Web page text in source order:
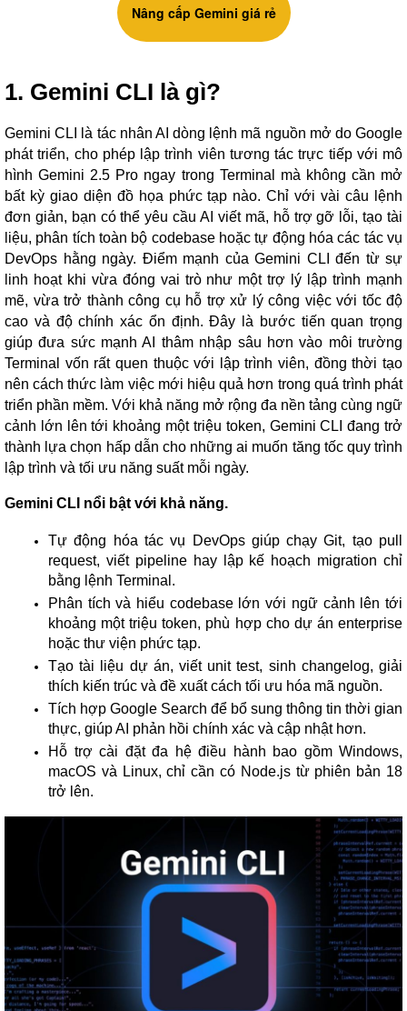
Nâng cấp Gemini giá rẻ
1. Gemini CLI là gì?
Gemini CLI là tác nhân AI dòng lệnh mã nguồn mở do Google
phát triển, cho phép lập trình viên tương tác trực tiếp với mô
hình Gemini 2.5 Pro ngay trong Terminal mà không cần mở
bất kỳ giao diện đồ họa phức tạp nào. Chỉ với vài câu lệnh
đơn giản, bạn có thể yêu cầu AI viết mã, hỗ trợ gỡ lỗi, tạo tài
liệu, phân tích toàn bộ codebase hoặc tự động hóa các tác vụ
DevOps hằng ngày. Điểm mạnh của Gemini CLI đến từ sự
linh hoạt khi vừa đóng vai trò như một trợ lý lập trình mạnh
mẽ, vừa trở thành công cụ hỗ trợ xử lý công việc với tốc độ
cao và độ chính xác ổn định. Đây là bước tiến quan trọng
giúp đưa sức mạnh AI thâm nhập sâu hơn vào môi trường
Terminal vốn rất quen thuộc với lập trình viên, đồng thời tạo
nên cách thức làm việc mới hiệu quả hơn trong quá trình phát
triển phần mềm. Với khả năng mở rộng đa nền tảng cùng ngữ
cảnh lớn lên tới khoảng một triệu token, Gemini CLI đang trở
thành lựa chọn hấp dẫn cho những ai muốn tăng tốc quy trình
lập trình và tối ưu năng suất mỗi ngày.
Gemini CLI nổi bật với khả năng.
Tự động hóa tác vụ DevOps giúp chạy Git, tạo pull
request, viết pipeline hay lập kế hoạch migration chỉ
bằng lệnh Terminal.
Phân tích và hiểu codebase lớn với ngữ cảnh lên tới
khoảng một triệu token, phù hợp cho dự án enterprise
hoặc thư viện phức tạp.
Tạo tài liệu dự án, viết unit test, sinh changelog, giải
thích kiến trúc và đề xuất cách tối ưu hóa mã nguồn.
Tích hợp Google Search để bổ sung thông tin thời gian
thực, giúp AI phản hồi chính xác và cập nhật hơn.
Hỗ trợ cài đặt đa hệ điều hành bao gồm Windows,
macOS và Linux, chỉ cần có Node.js từ phiên bản 18
trở lên.